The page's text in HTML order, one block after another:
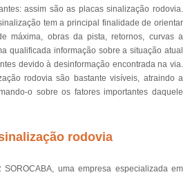
assim são as placas sinalização rodovia.
tem a principal finalidade de orientar
máxima, obras da pista, retornos, curvas a
qualificada informação sobre a situação atual
devido à desinformação encontrada na via.
rodovia são bastante visíveis, atraindo a
o sobre os fatores importantes daquele
rodovia
SOROCABA, uma empresa especializada em